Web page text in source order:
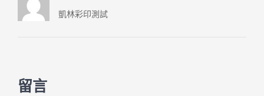
凱林彩印測試
留言